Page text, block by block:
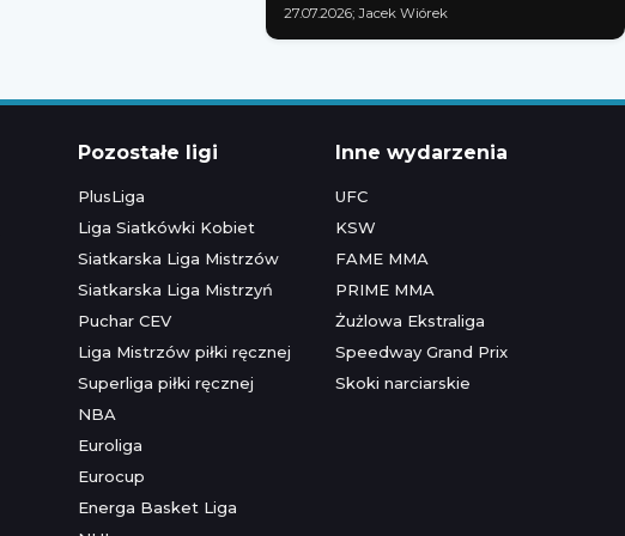
27.07.2026; Jacek Wiórek
Pozostałe ligi
PlusLiga
Liga Siatkówki Kobiet
Siatkarska Liga Mistrzów
Siatkarska Liga Mistrzyń
Puchar CEV
Liga Mistrzów piłki ręcznej
Superliga piłki ręcznej
NBA
Euroliga
Eurocup
Energa Basket Liga
Inne wydarzenia
UFC
KSW
FAME MMA
PRIME MMA
Żużlowa Ekstraliga
Speedway Grand Prix
Skoki narciarskie